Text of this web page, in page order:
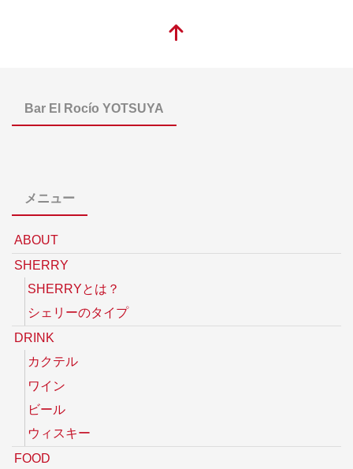
Bar El Rocío YOTSUYA
メニュー
ABOUT
SHERRY
SHERRYとは？
シェリーのタイプ
DRINK
カクテル
ワイン
ビール
ウィスキー
FOOD